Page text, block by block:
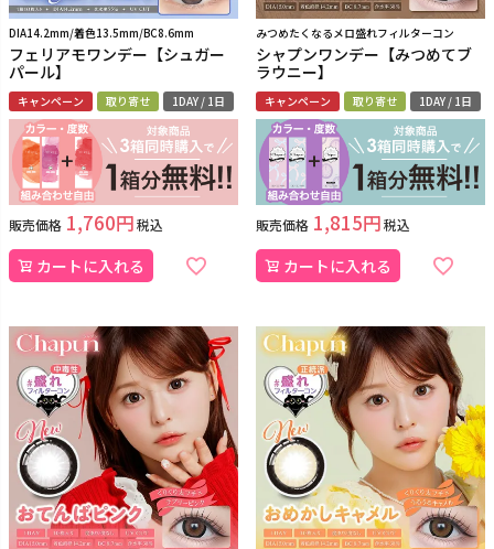
DIA14.2mm/着色13.5mm/BC8.6mm
フェリアモワンデー【シュガー
パール】
キャンペーン 取り寄せ 1DAY / 1日
販売価格 1,760 税込
カートに入れる
みつめたくなるメロ盛れフィルターコン
シャプンワンデー【みつめてブ
ラウニー】
キャンペーン 取り寄せ 1DAY / 1日
販売価格 1,815 税込
カートに入れる